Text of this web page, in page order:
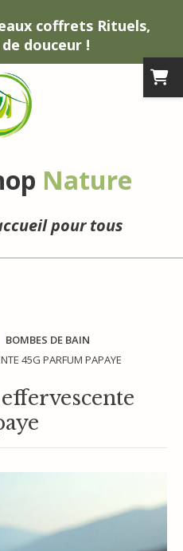
coffrets Rituels,
douceur !
Nature
pour tous
BOMBES DE BAIN
45G PARFUM PAPAYE